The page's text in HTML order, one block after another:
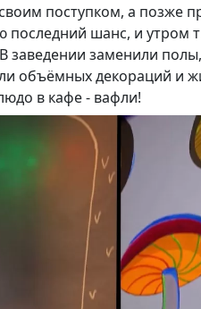
поступком, а позже
шанс, и утром
заменили
объёмных декораций и
в кафе - вафли!